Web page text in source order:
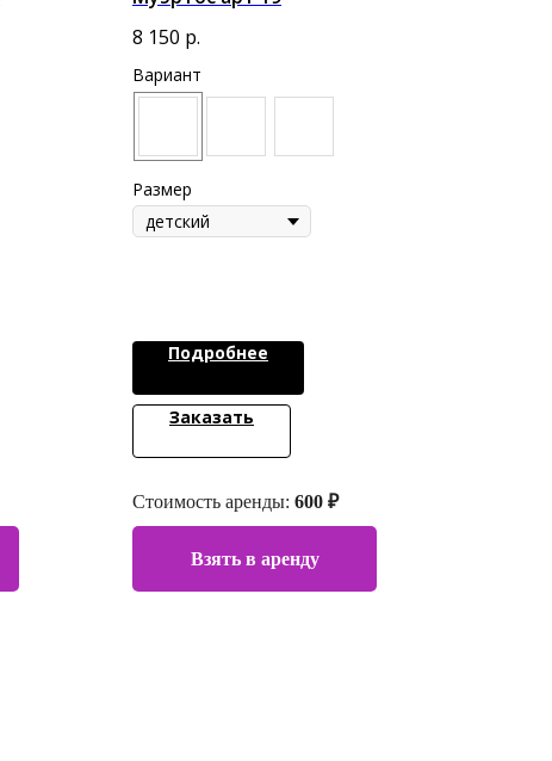
8 150 р.
Вариант
Размер
Подробнее
Заказать
Стоимость аренды: 600 ₽
Взять в аренду